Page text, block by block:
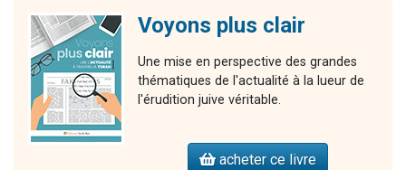
Voyons plus clair
Une mise en perspective des grandes
thématiques de l'actualité à la lueur de
l'érudition juive véritable.
acheter ce livre